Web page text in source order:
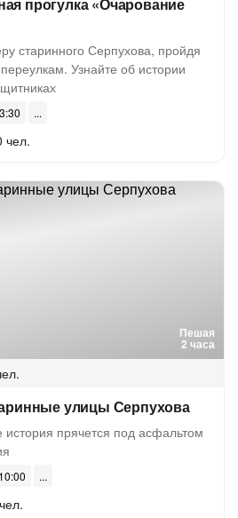
старинного Серпухова, пройдя
Узнайте об истории
чел.
Пешая
2 часа
улицы Серпухова
история прячется под асфальтом